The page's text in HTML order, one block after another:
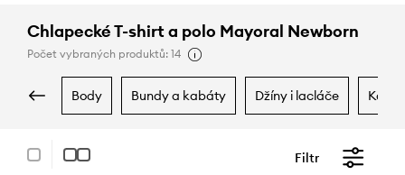
Chlapecké T-shirt a polo Mayoral Newborn
Počet vybraných produktů: 14
body bundy a kabáty džíny i lacláče
Filtr